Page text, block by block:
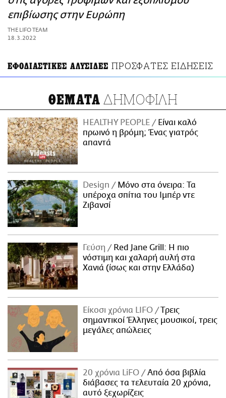
ΑΜΠΑ
PRINT
επιβίωσης στην Ευρώπη
THE LIFO TEAM
18.3.2022
ΕΦΟΔΙΑΣΤΙΚΕΣ ΑΛΥΣΙΔΕΣ ΠΡΟΣΦΑΤΕΣ ΕΙΔΗΣΕΙΣ
ΘΕΜΑΤΑ ΔΗΜΟΦΙΛΗ
HEALTHY PEOPLE
Είναι καλό
πρωινό η βρόμη; Ένας γιατρός
απαντά
Design
Μόνο στα όνειρα: Τα
υπέροχα σπίτια του Ιμπέρ ντε
Ζιβανσί
Γεύση
Red Jane Grill: Η πιο
νόστιμη και χαλαρή αυλή στα
Χανιά (ίσως και στην Ελλάδα)
Είκοσι χρόνια LIFO
Tρεις
σημαντικοί Έλληνες μουσικοί, τρεις
μεγάλες απώλειες
20 χρόνια LiFO
Από όσα βιβλία
διάβασες τα τελευταία 20 χρόνια,
αυτό ξεχωρίζεις